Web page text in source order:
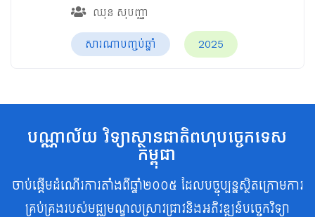
ឈុន សុបញ្ញា
សារណាបញ្ចប់ឆ្នាំ 2025
បណ្ណាល័យ វិទ្យាស្ថានជាតិពហុបច្ចេកទេស
កម្ពុជា
ចាប់ផ្តើមដំណើរការតាំងពីឆ្នាំ២០០៥ ដែលបច្ចុប្បន្នស្ថិតក្រោមការ
គ្រប់គ្រងរបស់មជ្ឈមណ្ឌលស្រាវជ្រាវនិងអភិវឌ្ឍន៍បច្ចេកវិទ្យា